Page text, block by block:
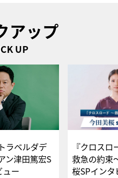
アップ
UP
ラベルダデ
ン津田篤宏S
ビュー
『クロス
救急の約束
桜SPイ